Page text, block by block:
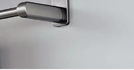
español